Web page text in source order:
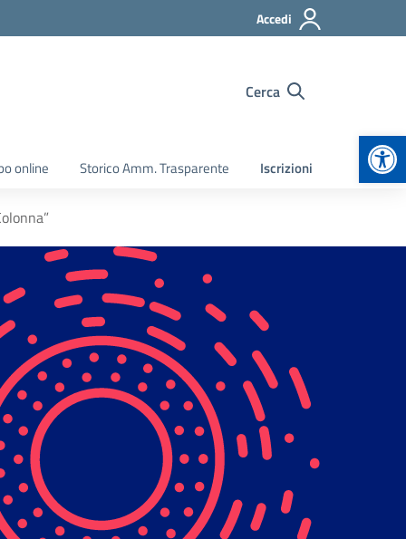
Accedi
Cerca
online Storico Amm. Trasparente Iscrizioni